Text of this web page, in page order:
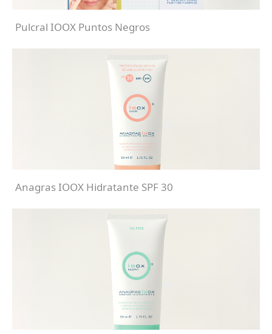
Pulcral IOOX Puntos Negros
Anagras IOOX Hidratante SPF 30